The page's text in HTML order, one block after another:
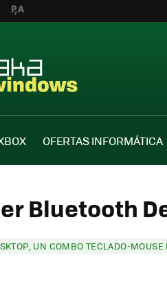
OFERTAS INFORMÁTICA
Bluetooth
UN COMBO TECLADO-